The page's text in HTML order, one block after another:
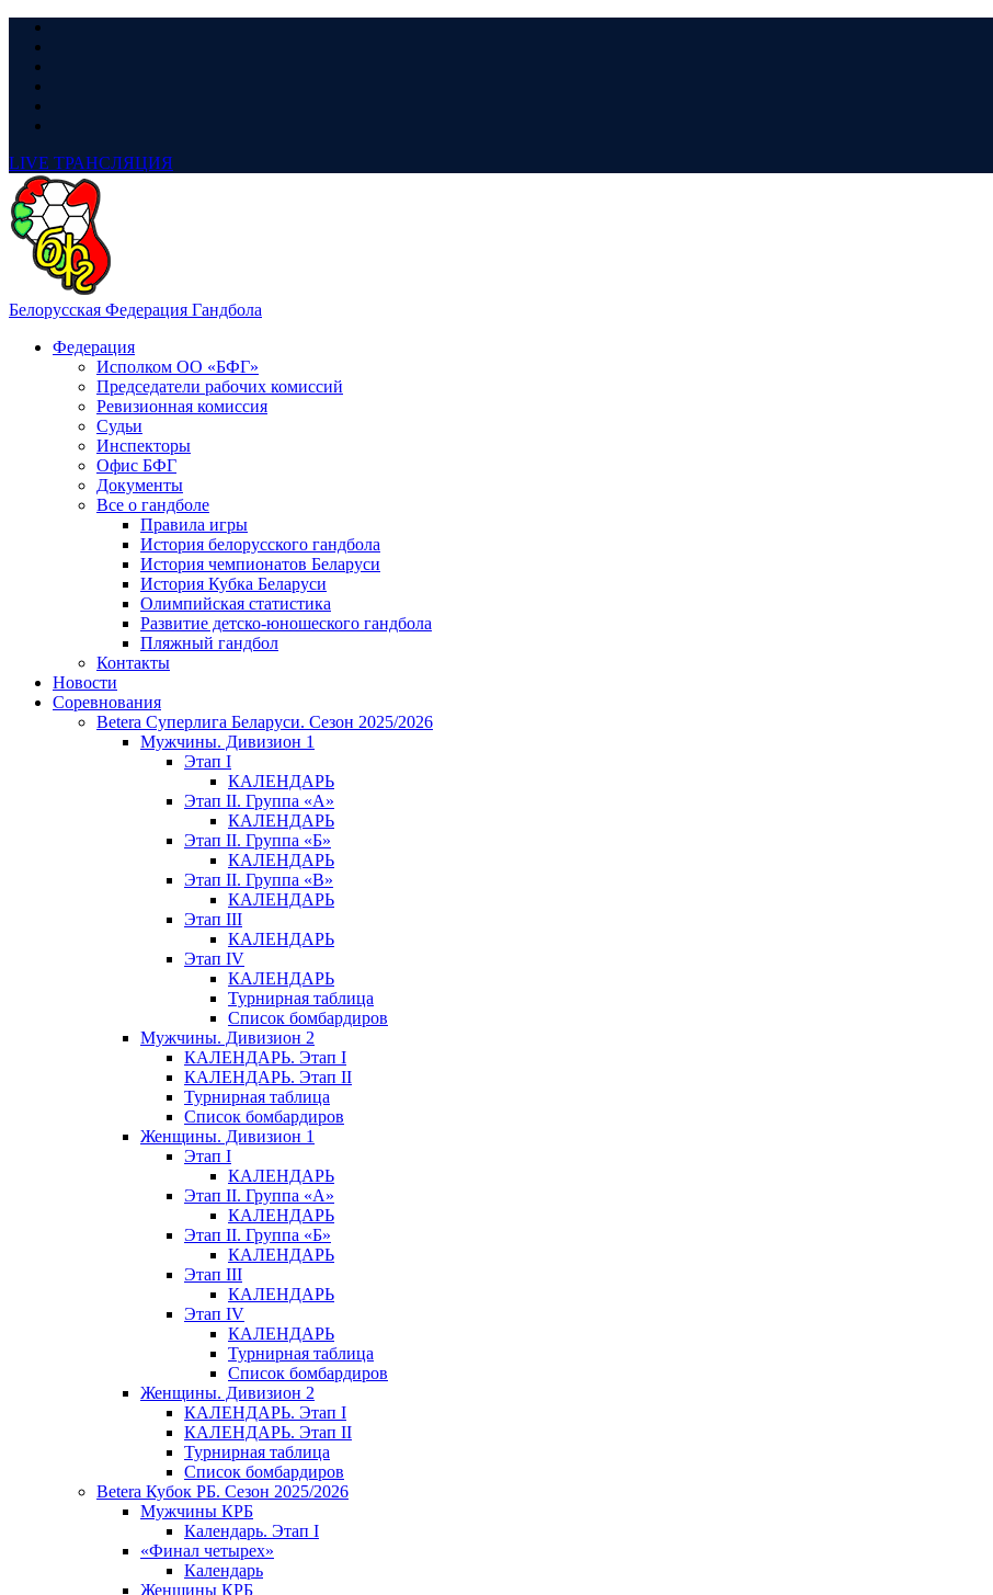
LIVE ТРАНСЛЯЦИЯ
Белорусская Федерация Гандбола
Федерация
Исполком ОО «БФГ»
Председатели рабочих комиссий
Ревизионная комиссия
Судьи
Инспекторы
Офис БФГ
Документы
Все о гандболе
Правила игры
История белорусского гандбола
История чемпионатов Беларуси
История Кубка Беларуси
Олимпийская статистика
Развитие детско-юношеского гандбола
Пляжный гандбол
Контакты
Новости
Соревнования
Betera Суперлига Беларуси. Сезон 2025/2026
Мужчины. Дивизион 1
Этап I
КАЛЕНДАРЬ
Этап II. Группа «А»
КАЛЕНДАРЬ
Этап II. Группа «Б»
КАЛЕНДАРЬ
Этап II. Группа «В»
КАЛЕНДАРЬ
Этап III
КАЛЕНДАРЬ
Этап IV
КАЛЕНДАРЬ
Турнирная таблица
Список бомбардиров
Мужчины. Дивизион 2
КАЛЕНДАРЬ. Этап I
КАЛЕНДАРЬ. Этап II
Турнирная таблица
Список бомбардиров
Женщины. Дивизион 1
Этап I
КАЛЕНДАРЬ
Этап II. Группа «А»
КАЛЕНДАРЬ
Этап II. Группа «Б»
КАЛЕНДАРЬ
Этап III
КАЛЕНДАРЬ
Этап IV
КАЛЕНДАРЬ
Турнирная таблица
Список бомбардиров
Женщины. Дивизион 2
КАЛЕНДАРЬ. Этап I
КАЛЕНДАРЬ. Этап II
Турнирная таблица
Список бомбардиров
Betera Кубок РБ. Сезон 2025/2026
Мужчины КРБ
Календарь. Этап I
«Финал четырех»
Календарь
Женщины КРБ